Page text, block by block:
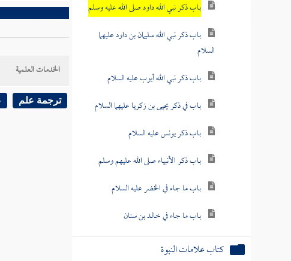
باب ذكر نبي الله داود صلى الله عليه وسلم
باب ذكر نبي الله سليمان بن داود عليهما
السلام
باب ذكر نبي الله أيوب عليه السلام
باب في ذكر يحيى بن زكريا عليهما السلام
باب ذكر يونس عليه السلام
باب ذكر الأنبياء صلى الله عليهم وسلم
باب ما جاء في الخضر عليه السلام
باب ما جاء في خالد بن سنان
كتاب علامات النبوة
الخدمات العلمية
ترجمة علم